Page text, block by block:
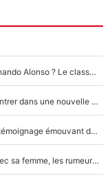
Max Verstappen, Lewis Hamilton… et bientôt Fernando Alonso ? Le classement des pilotes les mieux payés en Formule 1 risque de changer !
F1 - Alpine signe un accord «impensable» et va entrer dans une nouvelle dimension : Grande nouvelle pour Pierre Gasly !
F1 : « Je lui ai fait un câlin, puis j’ai dû partir...», le témoignage émouvant de Max Verstappen sur sa fille
F1 : Charles Leclerc surpris par les paparazzis avec sa femme, les rumeurs étaient vraies !